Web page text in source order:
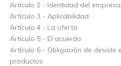
Artículo 2 - Identidad del
Artículo 3 - Aplicabilidad
Artículo 4 - La oferta
Artículo 5 - El acuerdo
Artículo 6 - Obligación de desistir
productos